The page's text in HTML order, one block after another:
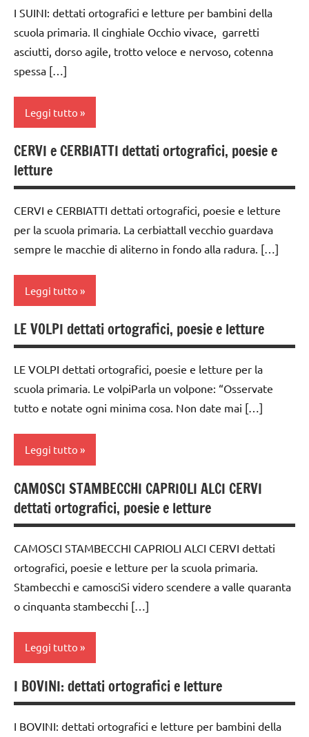
TUTTI GLI
ARTICOLI
didattico
TUTTI GLI
ARGOMENTI
PER ETA'
TUTTI GLI
ARTICOLI
anni
dettati
/
animali
dettati
ortografici
/
animali
ARGOMENTI
PER ETA'
TUTTI GLI
ARTICOLI
I SUINI: dettati ortografici e letture per bambini della
scuola primaria. Il cinghiale Occhio vivace, garretti
asciutti, dorso agile, trotto veloce e nervoso, cotenna
spessa […]
Leggi tutto
classe
3a
4a
5a
6
dettati
animali
LINGUAGGIO
poesie
/
animali
TUTTI GLI
ARGOMENTI
PER ETA'
TUTTI GLI
ARTICOLI
CERVI e CERBIATTI dettati ortografici, poesie e
letture
CERVI e CERBIATTI dettati ortografici, poesie e letture
per la scuola primaria. La cerbiattaIl vecchio guardava
sempre le macchie di aliterno in fondo alla radura. […]
Leggi tutto
dai
6
anni
dettati
/
dettati
ortografici
LINGUAGGIO
animali
PER ETA'
TUTTI GLI
LE VOLPI dettati ortografici, poesie e letture
LE VOLPI dettati ortografici, poesie e letture per la
scuola primaria. Le volpiParla un volpone: “Osservate
tutto e notate ogni minima cosa. Non date mai […]
Leggi tutto
dai
6
anni
dettati
/
animali
dettati
LINGUAGGIO
poesie
/
CAMOSCI STAMBECCHI CAPRIOLI ALCI CERVI
dettati ortografici, poesie e letture
CAMOSCI STAMBECCHI CAPRIOLI ALCI CERVI dettati
ortografici, poesie e letture per la scuola primaria.
Stambecchi e camosciSi videro scendere a valle quaranta
o cinquanta stambecchi […]
Leggi tutto
classi
1a-5a
dai
I BOVINI: dettati ortografici e letture
I BOVINI: dettati ortografici e letture per bambini della